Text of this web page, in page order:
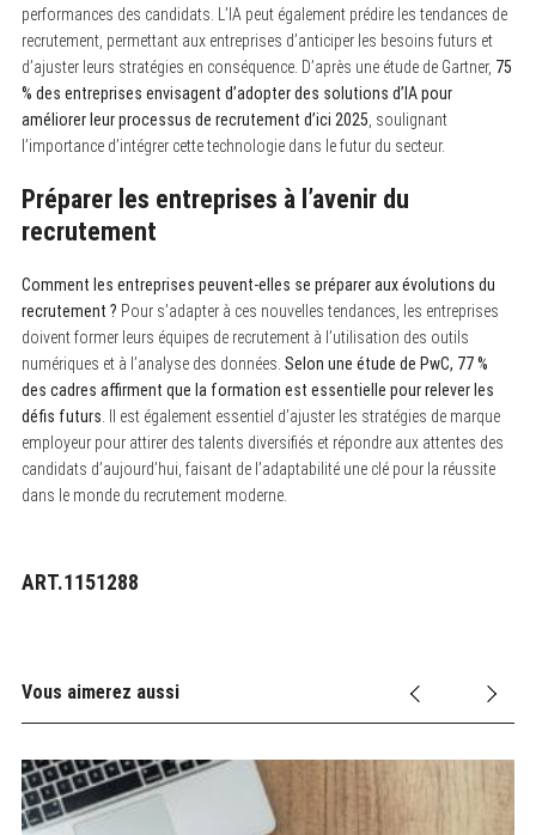
performances des candidats. L’IA peut également prédire les tendances de
recrutement, permettant aux entreprises d’anticiper les besoins futurs et
d’ajuster leurs stratégies en conséquence. D’après une étude de Gartner, 75
% des entreprises envisagent d’adopter des solutions d’IA pour
améliorer leur processus de recrutement d’ici 2025 , soulignant
l’importance d’intégrer cette technologie dans le futur du secteur.
Préparer les entreprises à l’avenir du
recrutement
Comment les entreprises peuvent-elles se préparer aux évolutions du
recrutement ? Pour s’adapter à ces nouvelles tendances, les entreprises
doivent former leurs équipes de recrutement à l’utilisation des outils
numériques et à l’analyse des données. Selon une étude de PwC, 77 %
des cadres affirment que la formation est essentielle pour relever les
défis futurs . Il est également essentiel d’ajuster les stratégies de marque
employeur pour attirer des talents diversifiés et répondre aux attentes des
candidats d’aujourd’hui, faisant de l’adaptabilité une clé pour la réussite
dans le monde du recrutement moderne.
ART.1151288
Vous aimerez aussi